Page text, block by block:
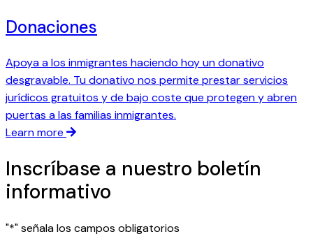
a
c
n
f
i
a
a
:
a
Donaciones
Apoya a los inmigrantes haciendo hoy un donativo
desgravable. Tu donativo nos permite prestar servicios
jurídicos gratuitos y de bajo coste que protegen y abren
puertas a las familias inmigrantes.
Learn more
Inscríbase a nuestro boletín
informativo
"*" señala los campos obligatorios